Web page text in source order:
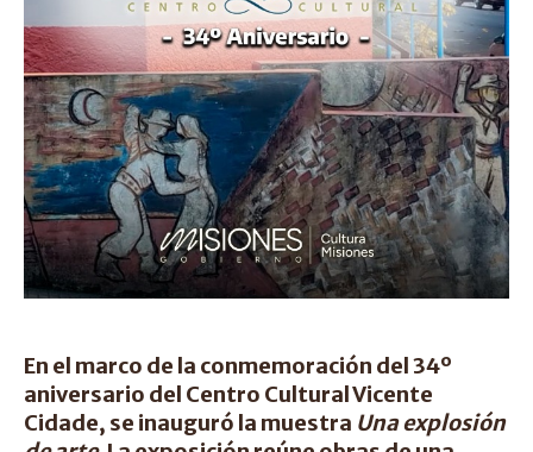
En el marco de la conmemoración del 34º
aniversario del Centro Cultural Vicente
Cidade, se inauguró la muestra Una explosión